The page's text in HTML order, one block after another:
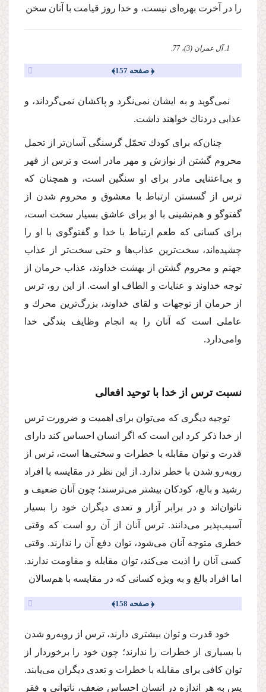
را در آخرت بهره‌اى نیست، و خدا روز قیامت با آنان سخن
1. آل عمران (3)، 77.
﴿ صفحه 157﴾
نمى‌گوید و به ایشان نمى‌نگرد و پاكشان نمى‌گرداند، و
عذابى دردناك خواهند داشت.
چنان‌كه براى كودك تحمّل گرسنگى آسان‌تر از تحمل
محروم گشتن از نوازش و مهر مادر است و ترس از قهر
و بى‌اعتنایى مادر براى او سنگین است، و همچنان كه
ترس از گسستن ارتباط با معشوق و محروم شدن از
گفتوگو و هم‌نشینى با او براى عاشق بسیار سخت است،
براى كسانى كه طعم ارتباط با خدا و گفتوگوى با او را
چشیده‌اند، سخت‌ترین عذاب‌ها و حتى سخت‌تر از عذاب
جهنم و محروم گشتن از بهشت خداوند، عذاب حرمان از
توجه خداوند و عنایات و الطاف او است. از این رو، ترس
از حرمان از توجهات و لقاى خداوند، بزرگ‌ترین محرك و
عاملى است كه آنان را به انجام وظایف بندگى خدا
وا‌مى‌دارد.
نسبت ترس از خدا با توحید افعالى
توجیه دیگرى كه مى‌توان براى اهمیت و ضرورت ترس
از خدا ذكر كرد این است كه اگر انسان احساس كند داراى
قدرت و توان مقابله با خطرات و سختى‌ها است، ترس از
روبه‌رو شدن با خطر ندارد. از این نظر در مقایسه با افراد
رشید و بالغ، كودكان بیشتر مى‌ترسند؛ چون آنان ضعیف و
ناتوان‌اند و در برابر آزار و تعدى دیگران خود را بسیار
آسیب‌پذیر مى‌دانند. ترس آنان از آن رو است كه وقتى
خطرى متوجه آنان مى‌شود، توان دفع آن را ندارند. وقتى
كسى آنان را اذیت مى‌كند، توان مقابله و مقاومت ندارند.
اما افراد بالغ و به ویژه كسانى كه در مقایسه با هم‌سالان
﴿ صفحه 158﴾
خود قدرت و توان بیشترى دارند، ترس از روبه‌رو شدن
با بسیارى از خطرات را ندارند؛ چون خود را برخوردار از
توان كافى براى مقابله با خطرات و تعدى دیگران مى‌یابند.
پس به هر اندازه در انسان احساس ضعف، ناتوانى و فقر